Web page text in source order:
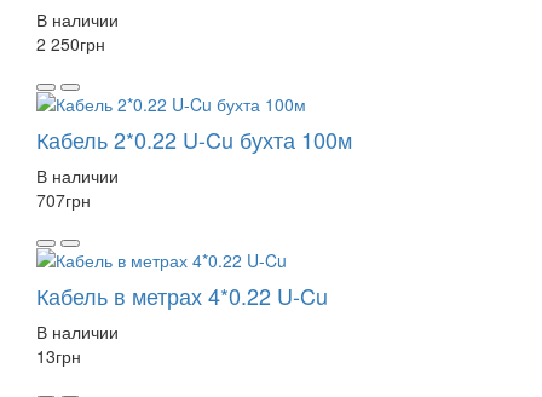
В наличии
2 250грн
Кабель 2*0.22 U-Cu бухта 100м
В наличии
707грн
Кабель в метрах 4*0.22 U-Cu
В наличии
13грн